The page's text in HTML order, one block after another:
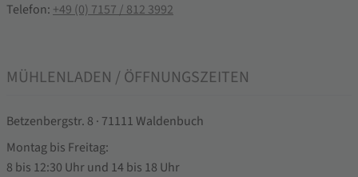
Telefon: +49 (0) 7157 / 812 3992
MÜHLENLADEN / ÖFFNUNGSZEITEN
Betzenbergstr. 8 · 71111 Waldenbuch
Montag bis Freitag:
8 bis 12:30 Uhr und 14 bis 18 Uhr